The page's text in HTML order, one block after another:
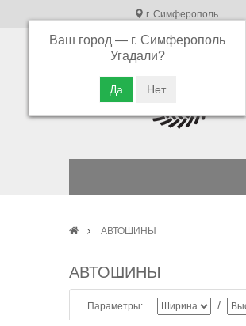
г. Симферополь
Ваш город — г. Симферополь
Угадали?
В связи с высокой загрузкой
Приносим свои извинения
АВТОШИНЫ
АВТОШИНЫ
Параметры: /